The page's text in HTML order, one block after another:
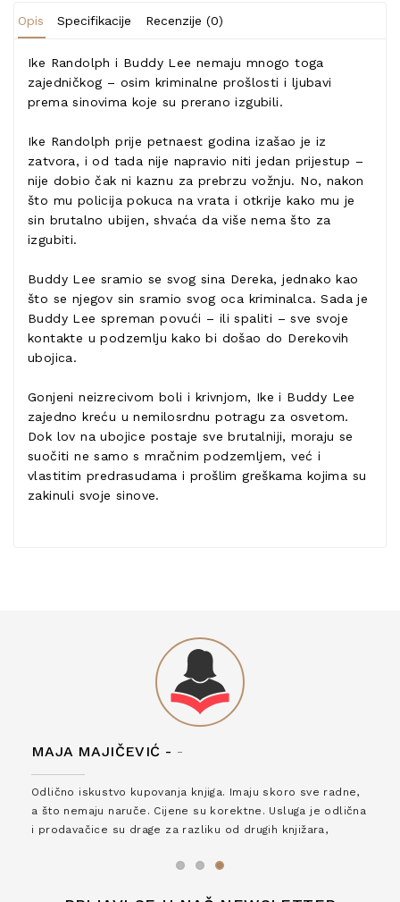
Opis Specifikacije Recenzije (0)
Ike Randolph i Buddy Lee nemaju mnogo toga
zajedničkog – osim kriminalne prošlosti i ljubavi
prema sinovima koje su prerano izgubili.
Ike Randolph prije petnaest godina izašao je iz
zatvora, i od tada nije napravio niti jedan prijestup –
nije dobio čak ni kaznu za prebrzu vožnju. No, nakon
što mu policija pokuca na vrata i otkrije kako mu je
sin brutalno ubijen, shvaća da više nema što za
izgubiti.
Buddy Lee sramio se svog sina Dereka, jednako kao
što se njegov sin sramio svog oca kriminalca. Sada je
Buddy Lee spreman povući – ili spaliti – sve svoje
kontakte u podzemlju kako bi došao do Derekovih
ubojica.
Gonjeni neizrecivom boli i krivnjom, Ike i Buddy Lee
zajedno kreću u nemilosrdnu potragu za osvetom.
Dok lov na ubojice postaje sve brutalniji, moraju se
suočiti ne samo s mračnim podzemljem, već i
vlastitim predrasudama i prošlim greškama kojima su
zakinuli svoje sinove.
MAJA MAJIČEVIĆ - -
Odlično iskustvo kupovanja knjiga. Imaju skoro sve radne,
a što nemaju naruče. Cijene su korektne. Usluga je odlična
i prodavačice su drage za razliku od drugih knjižara,